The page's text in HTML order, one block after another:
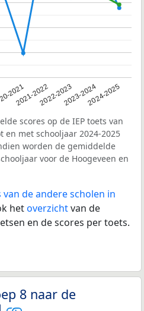
2021
2021-20222022-20232023-20242024-2025
scores op de IEP toets van
en met schooljaar 2024-2025
worden de gemiddelde
voor de Hoogeveen en
de andere scholen in
hetoverzichtvan de
en de scores per toets.
8 naar de